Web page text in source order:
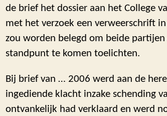
de brief het dossier aan het College
met het verzoek een verweerschrift
zou worden belegd om beide
standpunt te komen toelichten.
Bij brief van … 2006 werd aan de
ingediende klacht inzake schending
ontvankelijk had verklaard en werd